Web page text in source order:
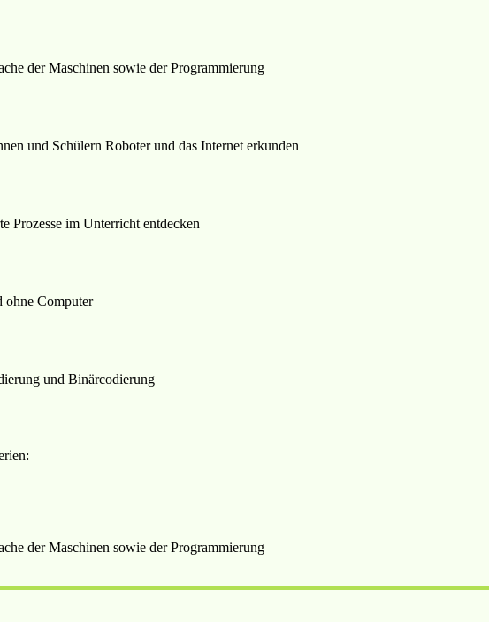
der Maschinen sowie der Programmierung
und Schülern Roboter und das Internet erkunden
Prozesse im Unterricht entdecken
ohne Computer
und Binärcodierung
der Maschinen sowie der Programmierung